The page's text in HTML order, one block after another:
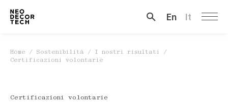
En It
Home / Sostenibilità / I nostri risultati /
Certificazioni volontarie
Certificazioni volontarie